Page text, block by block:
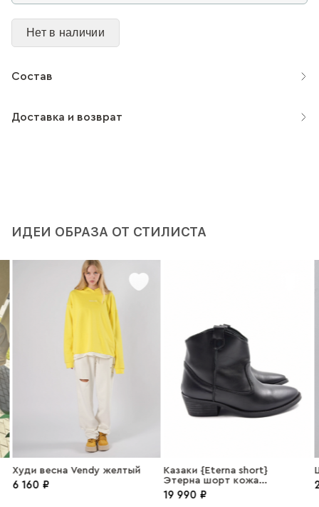
Нет в наличии
Состав
Доставка и возврат
ИДЕИ ОБРАЗА ОТ СТИЛИСТА
Худи весна Vendy желтый
6 160 ₽
Казаки {Eterna short}
Этерна шорт кожа
черный
19 990 ₽